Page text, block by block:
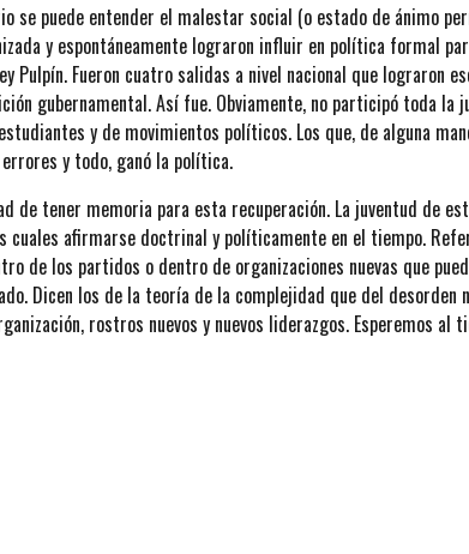
se puede entender el malestar social (o estado de ánimo
y espontáneamente lograron influir en política formal
Pulpín. Fueron cuatro salidas a nivel nacional que lograron
gubernamental. Así fue. Obviamente, no participó toda la
y de movimientos políticos. Los que, de alguna
errores y todo, ganó la política.
de tener memoria para esta recuperación. La juventud de
cuales afirmarse doctrinal y políticamente en el tiempo.
de los partidos o dentro de organizaciones nuevas que
Dicen los de la teoría de la complejidad que del desorden
rostros nuevos y nuevos liderazgos. Esperemos al